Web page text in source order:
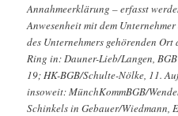
Annahmeerklärung – erfasst
Anwesenheit mit dem
des Unternehmers gehörenden
Ring in: Dauner-Lieb/Langen,
19; HK-BGB/Schulte-Nölke, 11.
insoweit: MünchKommBGB/
Schinkels in Gebauer/Wiedmann,